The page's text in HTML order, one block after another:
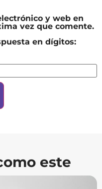
y web en
vez que comente.
en dígitos:
este